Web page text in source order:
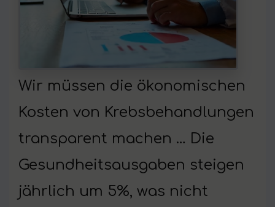
Wir müssen die ökonomischen
Kosten von Krebsbehandlungen
transparent machen … Die
Gesundheitsausgaben steigen
jährlich um 5%, was nicht